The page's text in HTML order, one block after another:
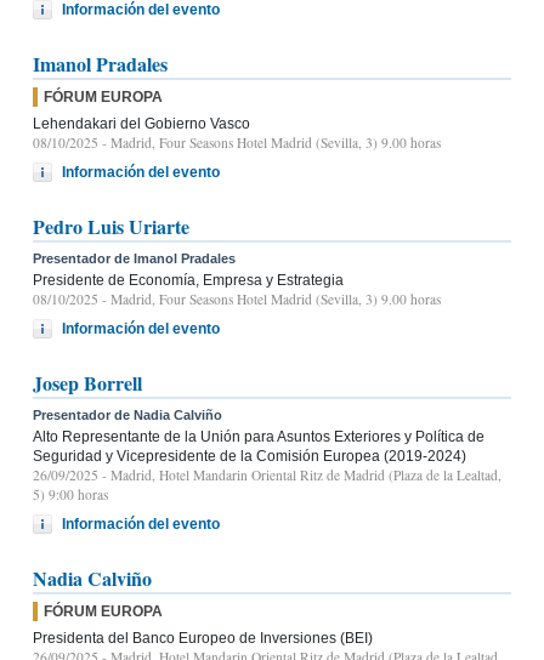
Información del evento
Imanol Pradales
FÓRUM EUROPA
Lehendakari del Gobierno Vasco
08/10/2025 - Madrid, Four Seasons Hotel Madrid (Sevilla, 3) 9.00 horas
Información del evento
Pedro Luis Uriarte
Presentador de Imanol Pradales
Presidente de Economía, Empresa y Estrategia
08/10/2025 - Madrid, Four Seasons Hotel Madrid (Sevilla, 3) 9.00 horas
Información del evento
Josep Borrell
Presentador de Nadia Calviño
Alto Representante de la Unión para Asuntos Exteriores y Política de
Seguridad y Vicepresidente de la Comisión Europea (2019-2024)
26/09/2025 - Madrid, Hotel Mandarin Oriental Ritz de Madrid (Plaza de la Lealtad,
5) 9:00 horas
Información del evento
Nadia Calviño
FÓRUM EUROPA
Presidenta del Banco Europeo de Inversiones (BEI)